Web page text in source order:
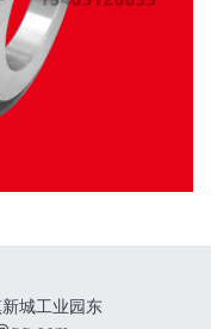
城工业园东